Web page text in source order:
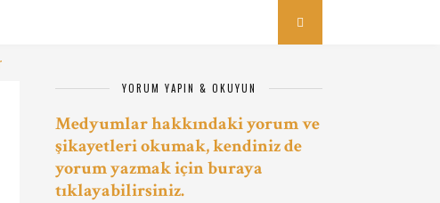
YORUM YAPIN & OKUYUN
Medyumlar hakkındaki yorum ve
şikayetleri okumak, kendiniz de
yorum yazmak için buraya
tıklayabilirsiniz.